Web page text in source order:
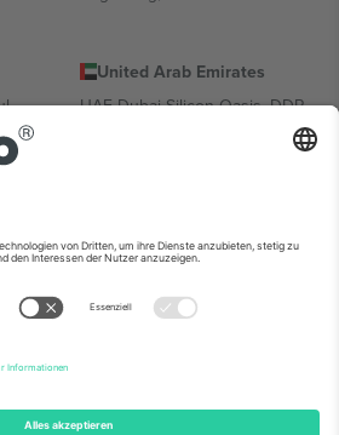
United Arab Emirates
UAE Dubai Silicon Oasis, DDP
Building A1, Office 302, Dubai,
Plattformanbieters kann je nach
der jeweiligen Veranstaltungsseite, im